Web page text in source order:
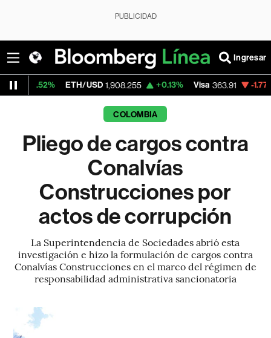
PUBLICIDAD
Ingresar
ETH/USD 1,908.255 +0.13% Visa 363.91 -1.77%
COLOMBIA
Pliego de cargos contra
Conalvías
Construcciones por
actos de corrupción
La Superintendencia de Sociedades abrió esta
investigación e hizo la formulación de cargos contra
Conalvías Construcciones en el marco del régimen de
responsabilidad administrativa sancionatoria